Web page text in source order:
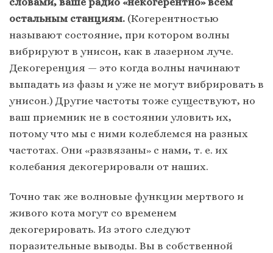
остальным станциям. (Когерентностью
называют состояние, при котором волны
вибрируют в унисон, как в лазерном луче.
Декогеренция — это когда волны начинают
выпадать из фазы и уже не могут вибрировать в
унисон.) Другие частоты тоже существуют, но
ваш приемник не в состоянии уловить их,
потому что мы с ними колеблемся на разных
частотах. Они «развязаны» с нами, т. е. их
колебания декогерировали от наших.
Точно так же волновые функции мертвого и
живого кота могут со временем
декогерировать. Из этого следуют
поразительные выводы. Вы в собственной